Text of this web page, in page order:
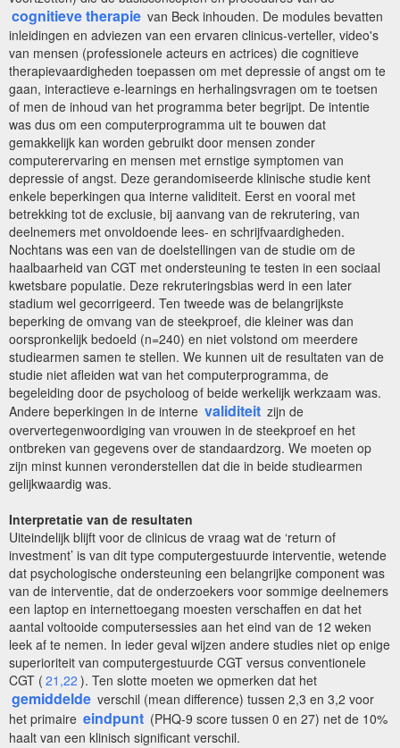
cognitieve therapie van Beck inhouden. De modules bevatten
inleidingen en adviezen van een ervaren clinicus-verteller, video's
van mensen (professionele acteurs en actrices) die cognitieve
therapievaardigheden toepassen om met depressie of angst om te
gaan, interactieve e-learnings en herhalingsvragen om te toetsen
of men de inhoud van het programma beter begrijpt. De intentie
was dus om een computerprogramma uit te bouwen dat
gemakkelijk kan worden gebruikt door mensen zonder
computerervaring en mensen met ernstige symptomen van
depressie of angst. Deze gerandomiseerde klinische studie kent
enkele beperkingen qua interne validiteit. Eerst en vooral met
betrekking tot de exclusie, bij aanvang van de rekrutering, van
deelnemers met onvoldoende lees- en schrijfvaardigheden.
Nochtans was een van de doelstellingen van de studie om de
haalbaarheid van CGT met ondersteuning te testen in een sociaal
kwetsbare populatie. Deze rekruteringsbias werd in een later
stadium wel gecorrigeerd. Ten tweede was de belangrijkste
beperking de omvang van de steekproef, die kleiner was dan
oorspronkelijk bedoeld (n=240) en niet volstond om meerdere
studiearmen samen te stellen. We kunnen uit de resultaten van de
studie niet afleiden wat van het computerprogramma, de
begeleiding door de psycholoog of beide werkelijk werkzaam was.
Andere beperkingen in de interne validiteit zijn de
oververtegenwoordiging van vrouwen in de steekproef en het
ontbreken van gegevens over de standaardzorg. We moeten op
zijn minst kunnen veronderstellen dat die in beide studiearmen
gelijkwaardig was.
Interpretatie van de resultaten
Uiteindelijk blijft voor de clinicus de vraag wat de ‘return of
investment’ is van dit type computergestuurde interventie, wetende
dat psychologische ondersteuning een belangrijke component was
van de interventie, dat de onderzoekers voor sommige deelnemers
een laptop en internettoegang moesten verschaffen en dat het
aantal voltooide computersessies aan het eind van de 12 weken
leek af te nemen. In ieder geval wijzen andere studies niet op enige
superioriteit van computergestuurde CGT versus conventionele
CGT ( 21,22 ). Ten slotte moeten we opmerken dat het
gemiddelde verschil (mean difference) tussen 2,3 en 3,2 voor
het primaire eindpunt (PHQ-9 score tussen 0 en 27) net de 10%
haalt van een klinisch significant verschil.